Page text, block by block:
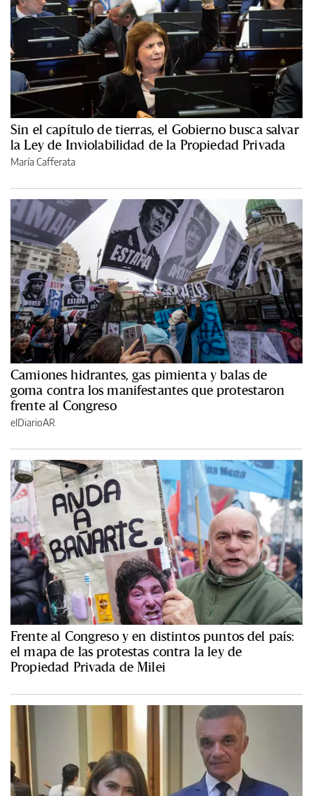
Sin el capítulo de tierras, el Gobierno busca salvar
la Ley de Inviolabilidad de la Propiedad Privada
María Cafferata
Camiones hidrantes, gas pimienta y balas de
goma contra los manifestantes que protestaron
frente al Congreso
elDiarioAR
Frente al Congreso y en distintos puntos del país:
el mapa de las protestas contra la ley de
Propiedad Privada de Milei